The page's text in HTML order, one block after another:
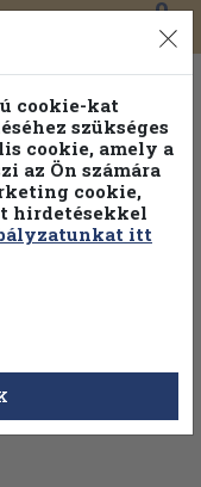
0
cookie-kat
szükséges
cookie, amely a
az Ön számára
cookie,
hirdetésekkel
itt